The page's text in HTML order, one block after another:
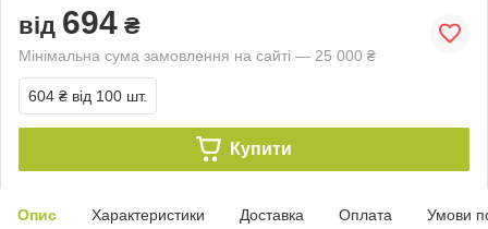
від 694 ₴
Мінімальна сума замовлення на сайті — 25 000 ₴
604 ₴ від 100 шт.
Купити
Опис Характеристики Доставка Оплата Умови